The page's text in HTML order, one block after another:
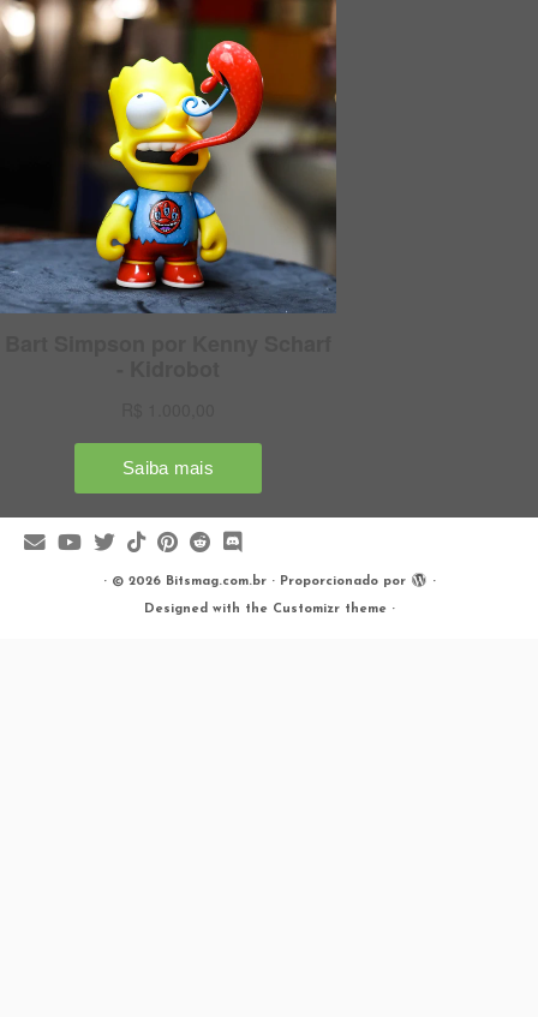
· © 2026 Bitsmag.com.br· Proporcionado por ·
Designed with the Customizr theme ·